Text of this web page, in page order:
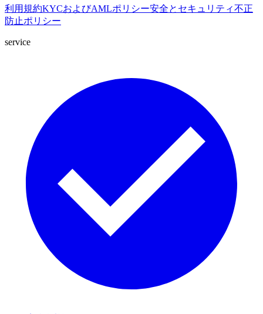
利用規約KYCおよびAMLポリシー安全とセキュリティ不正
防止ポリシー
service